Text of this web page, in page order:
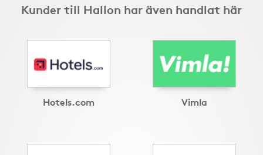
Kunder till Hallon har även handlat här
Hotels.com Vimla